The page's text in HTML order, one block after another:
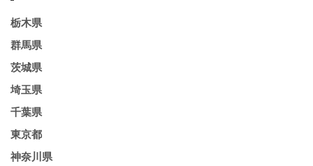
栃木県
群馬県
茨城県
埼玉県
千葉県
東京都
神奈川県